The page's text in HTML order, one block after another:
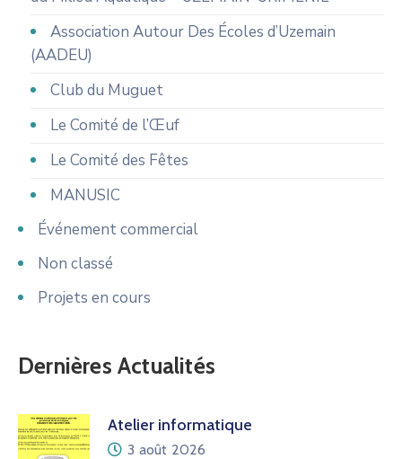
Association Autour Des Écoles d’Uzemain
(AADEU)
Club du Muguet
Le Comité de l’Œuf
Le Comité des Fêtes
MANUSIC
Événement commercial
Non classé
Projets en cours
Dernières Actualités
Atelier informatique
3 août 2026